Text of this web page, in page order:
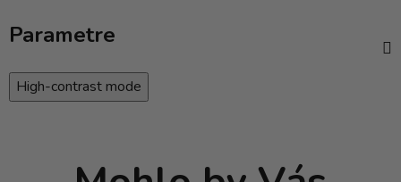
Parametre
High-contrast mode